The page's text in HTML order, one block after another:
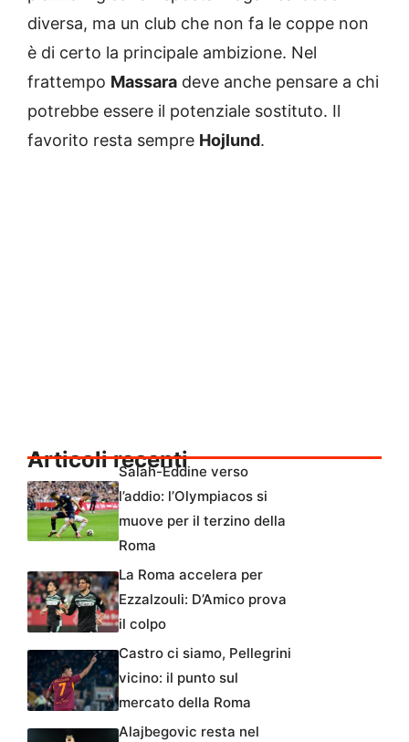
diversa, ma un club che non fa le coppe non
è di certo la principale ambizione. Nel
frattempo Massara deve anche pensare a chi
potrebbe essere il potenziale sostituto. Il
favorito resta sempre Hojlund.
Articoli recenti
Salah-Eddine verso
l’addio: l’Olympiacos si
muove per il terzino della
Roma
La Roma accelera per
Ezzalzouli: D’Amico prova
il colpo
Castro ci siamo, Pellegrini
vicino: il punto sul
mercato della Roma
Alajbegovic resta nel